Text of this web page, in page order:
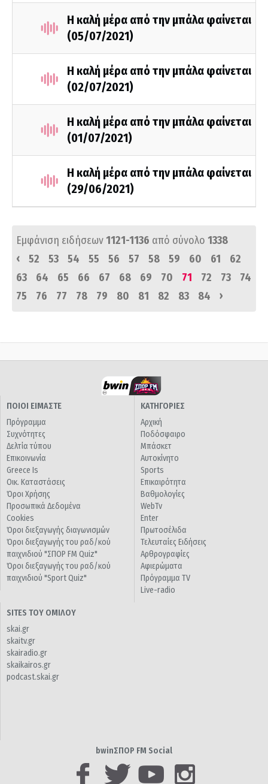
Η καλή μέρα από την μπάλα φαίνεται
(05/07/2021)
Η καλή μέρα από την μπάλα φαίνεται
(02/07/2021)
Η καλή μέρα από την μπάλα φαίνεται
(01/07/2021)
Η καλή μέρα από την μπάλα φαίνεται
(29/06/2021)
Εμφάνιση ειδήσεων1121-1136 από σύνολο 1338
‹
52 53 54 55 56 57 58 59 60 61
62
63
64 65 66 67 68 69 70 71 72 73
74
75
76 77 78 79 80 81 82 83 84 ›
ΠΟΙΟΙ ΕΙΜΑΣΤΕ
Πρόγραμμα
Συχνότητες
Δελτία τύπου
Επικοινωνία
Greece Is
Οικ. Καταστάσεις
Όροι Χρήσης
Προσωπικά Δεδομένα
Cookies
Όροι διεξαγωγής διαγωνισμών
Όροι διεξαγωγής του ραδ/κού
παιχνιδιού "ΣΠΟΡ FM Quiz"
Όροι διεξαγωγής του ραδ/κού
παιχνιδιού "Sport Quiz"
ΚΑΤΗΓΟΡΙΕΣ
Αρχική
Ποδόσφαιρο
Μπάσκετ
Αυτοκίνητο
Sports
Επικαιρότητα
Βαθμολογίες
WebTv
Enter
Πρωτοσέλιδα
Τελευταίες Ειδήσεις
Αρθρογραφίες
Αφιερώματα
Πρόγραμμα TV
Live-radio
SITES ΤΟΥ ΟΜΙΛΟΥ
skai.gr
skaitv.gr
skairadio.gr
skaikairos.gr
podcast.skai.gr
bwinΣΠΟΡ FM Social